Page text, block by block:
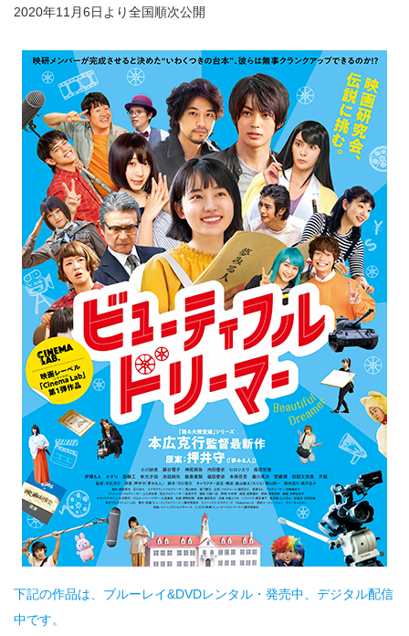
2020年11月6日より全国順次公開
下記の作品は、ブルーレイ&DVDレンタル・発売中、デジタル配信
中です。